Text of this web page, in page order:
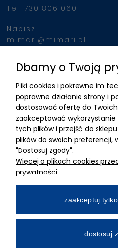
Tel. 730 806 060
Napisz
mimari@mimari.pl
Znajdziesz nas
ADRES
MIMARI sp z o.o.
ul. Kurkowa 12
50-210 Wrocław
Dane rejestracyjne
NIP:8982325327
Wpłacony w całości
Numer konta bankowego
Dbamy o Twoją
Pliki cookies i pokrewne im
poprawne działanie strony i
dostosować ofertę do Twoich
zaakceptować wykorzystanie
tych plików i przejść do
plików do swoich preferencji,
"Dostosuj zgody".
Więcej o plikach cookies
prywatności.
zaakceptuj
dostosuj